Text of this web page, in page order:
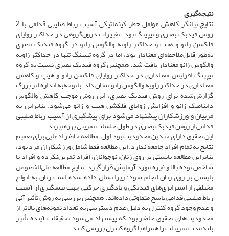
نتیجه‌گیری
نتایج بیانگر کاهش عوامل خطر کینماتیکی آسیب رباط صلیبی قدامی با 2
روش فیدبک بصری و تیپینگ بود. تغییرات درون‌گروهی در حداکثر زوایای
فلکشن زانو و هیپ و حداکثر زاویه والگوس زانو در گروه فیدبک بصری
به‌طور قابل‌ملاحظه‌ای معنادار بود، اما در گروه تیپینگ تنها در حداکثر زاویه
والگوس زانو معنادار یافت شد. همچنین گروه فیدبک بصری نسبت به گروه
تیپینگ افزایش معناداری در حداکثر زوایای فلکشن زانو و هیپ و کاهش
معناداری در حداکثر زاویه والگوس زانو نشان داد. با‌توجه‌به اندازه اثر بزرگ
گزارش‌شده برای روش فیدبک بصری، این روش موجب کاهش والگوس
داینامیک زانو و افزایش زوایای فلکشن هیپ و زانو می‌شود. بنابراین به
مربیان و ورزشکاران پیشنهاد می‌شود برای پیشگیری از آسیب رباط صلیبی
قدامی از روش فیدبک بصری در طول جلسات تمرینی بهره ببرند.
این تحقیق دارای چندین محدودیت بود اول، مطالعه حاضر ادعایی برای تعمیم
نتایج به تمام افراد جامعه ندارد. این مطالعه فقط شامل ورزشکاران مرد بود،
بنابراین مطالعه بایستی بر روی زنان، نوجوانان، افراد تمرین‌نکرده و افراد با
شاخص توده بالا و غیره مورد آزمایش قرار گیرد. نتایج مطالعه علی‌الخصوص
بایستی بر روی زنان انجام شود؛ زیرا نشان داده شده است زنان به انواع
مختلفی از استراتژی‌های فیدبکی و یادگیری حرکتی جهت پیشگیری از آسیب
رباط صلیبی قدامی پاسخ متفاوتی داده‌اند. همچنین بررسی به روش تأثیر آنی
و عدم وجود گروه کنترل به دلیل عدم دسترسی به تعداد نمونه‌های بالاتر از
محدودیت‌های تحقیق حاضر بود که پیشنهاد می‌شود تحقیقات آینده تأثیر
بلند‌مدت تمرینات را همراه با گروه‌ کنترل بررسی کنند.